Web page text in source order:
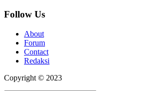
Follow Us
About
Forum
Contact
Redaksi
Copyright © 2023